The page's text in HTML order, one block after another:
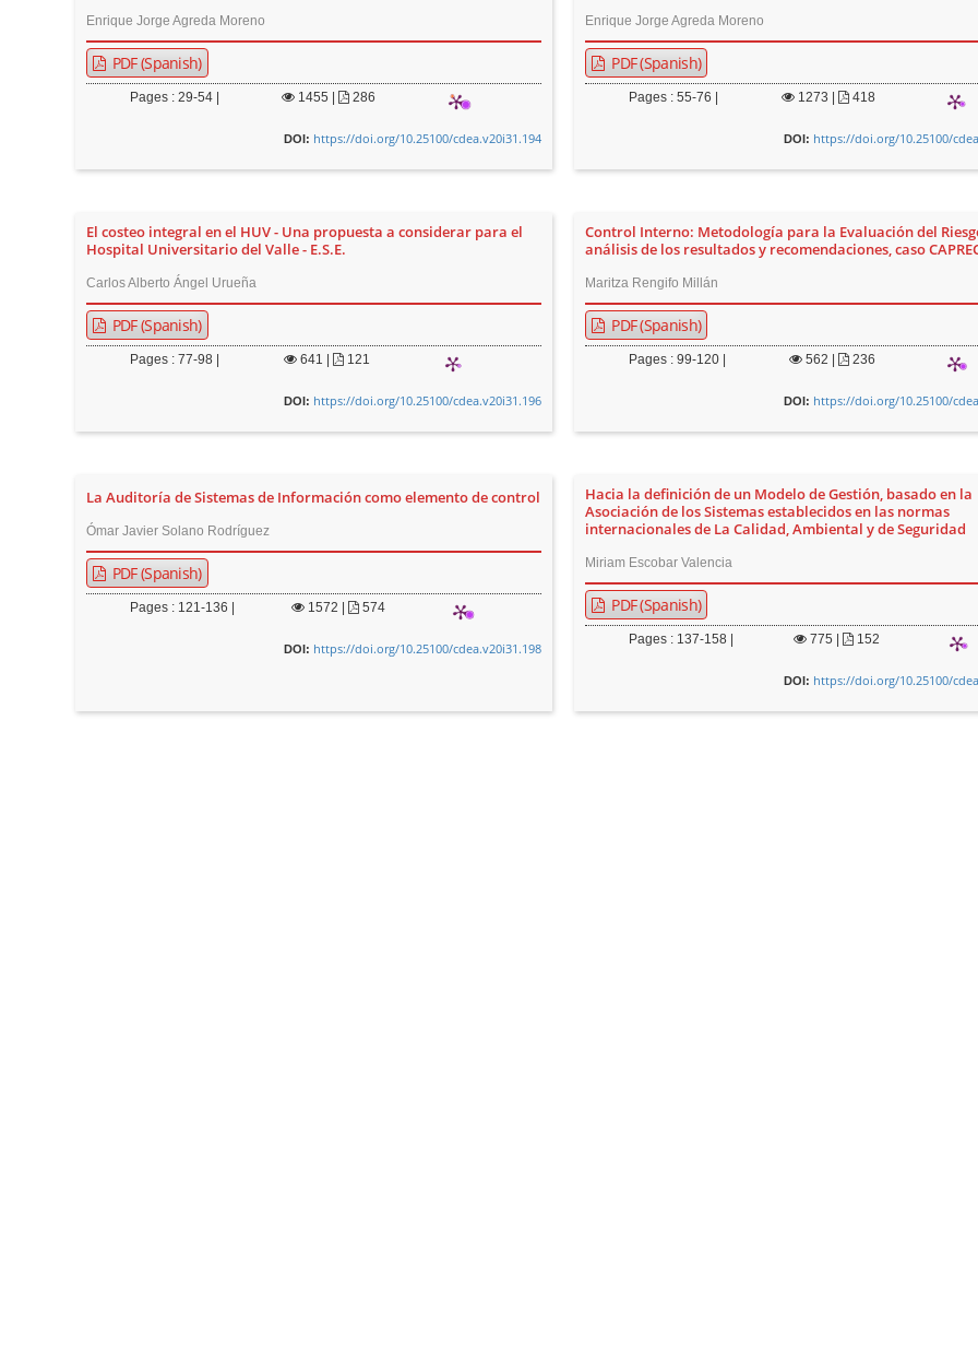
Enrique Jorge Agreda Moreno
PDF (Spanish)
Pages : 29-54 | 1455 286
DOI: https://doi.org/10.25100/cdea.v20i31.194
Enrique Jorge Agreda Moreno
PDF (Spanish)
Pages : 55-76 | 1273 418
DOI: https://doi.org/10.25100/
El costeo integral en el HUV - Una propuesta a considerar para el
Hospital Universitario del Valle - E.S.E.
Carlos Alberto Ángel Urueña
PDF (Spanish)
Pages : 77-98 | 641 121
DOI: https://doi.org/10.25100/cdea.v20i31.196
Control Interno: Metodología para la Evaluación del
análisis de los resultados y recomendaciones, caso
Maritza Rengifo Millán
PDF (Spanish)
Pages : 99-120 | 562 236
DOI: https://doi.org/10.25100/
La Auditoría de Sistemas de Información como elemento de control
Ómar Javier Solano Rodríguez
PDF (Spanish)
Pages : 121-136 | 1572 574
DOI: https://doi.org/10.25100/cdea.v20i31.198
Hacia la definición de un Modelo de Gestión, basado en la
Asociación de los Sistemas establecidos en las normas
internacionales de La Calidad, Ambiental y de Seguridad
Miriam Escobar Valencia
PDF (Spanish)
Pages : 137-158 | 775 152
DOI: https://doi.org/10.25100/